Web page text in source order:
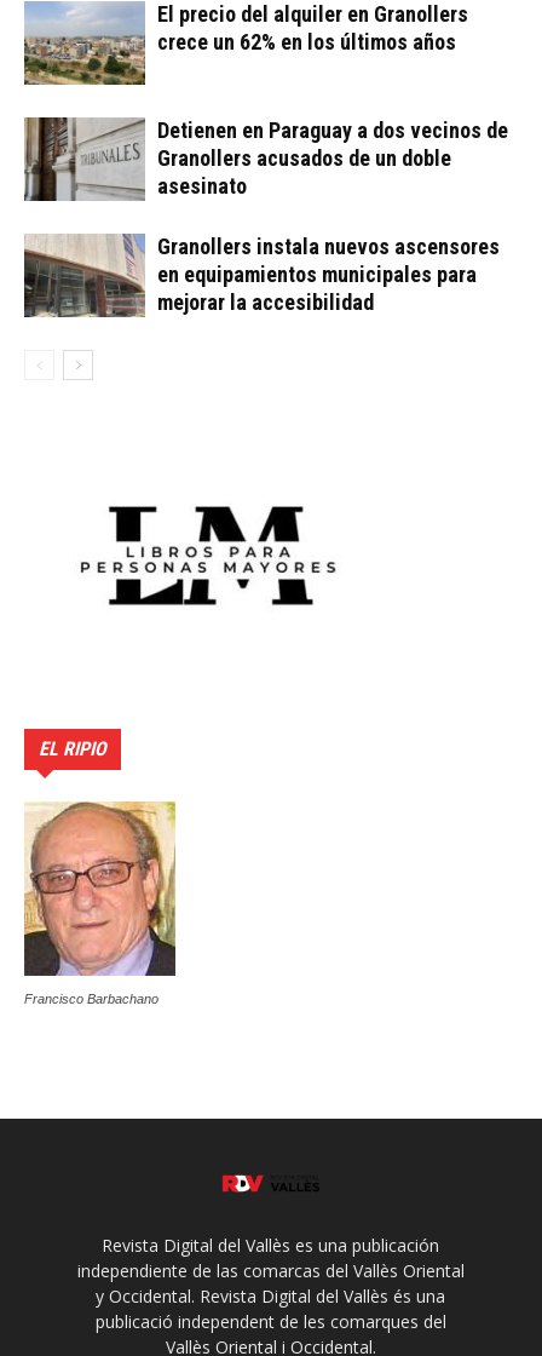
El precio del alquiler en Granollers
crece un 62% en los últimos años
Detienen en Paraguay a dos vecinos de
Granollers acusados de un doble
asesinato
Granollers instala nuevos ascensores
en equipamientos municipales para
mejorar la accesibilidad
EL RIPIO
Francisco Barbachano
Revista Digital del Vallès es una publicación
independiente de las comarcas del Vallès Oriental
y Occidental. Revista Digital del Vallès és una
publicació independent de les comarques del
Vallès Oriental i Occidental.